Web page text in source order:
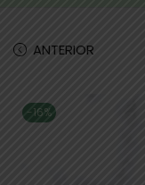
ANTERIOR
-16%